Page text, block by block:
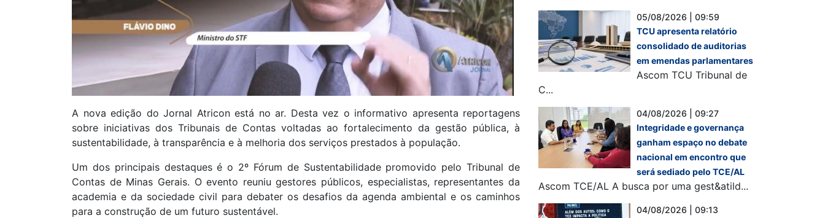
A nova edição do Jornal Atricon está no ar. Desta vez o informativo apresenta reportagens
sobre iniciativas dos Tribunais de Contas voltadas ao fortalecimento da gestão pública, à
sustentabilidade, à transparência e à melhoria dos serviços prestados à população.
Um dos principais destaques é o 2º Fórum de Sustentabilidade promovido pelo Tribunal de
Contas de Minas Gerais. O evento reuniu gestores públicos, especialistas, representantes da
academia e da sociedade civil para debater os desafios da agenda ambiental e os caminhos
para a construção de um futuro sustentável.
05/08/2026 | 09:59
TCU apresenta relatório
consolidado de auditorias
em emendas parlamentares
Ascom TCU Tribunal de
C...
04/08/2026 | 09:27
Integridade e governança
ganham espaço no debate
nacional em encontro que
será sediado pelo TCE/AL
Ascom TCE/AL A busca por uma gest&atild...
04/08/2026 | 09:13